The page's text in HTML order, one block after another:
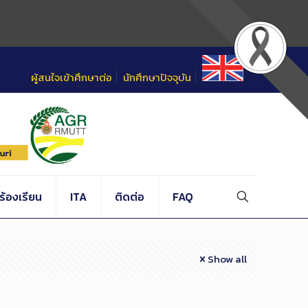
ผู้สนใจเข้าศึกษาต่อ นักศึกษาปัจจุบัน
องเรียน ITA ติดต่อ FAQ
Show all